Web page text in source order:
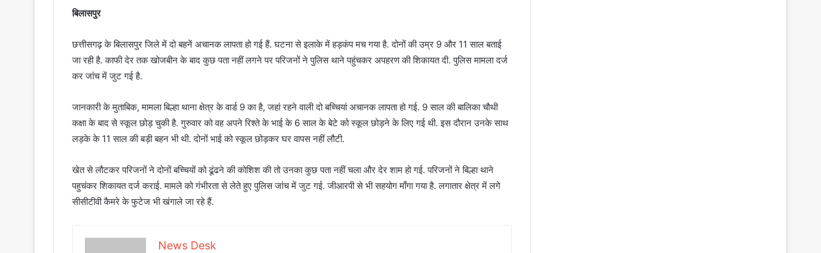
बिलासपुर
छत्तीसगढ़ के बिलासपुर जिले में दो बहनें अचानक लापता हो गई हैं. घटना से इलाके में हड़कंप मच गया है. दोनों की उम्र 9 और 11 साल बताई
जा रही है. काफी देर तक खोजबीन के बाद कुछ पता नहीं लगने पर परिजनों ने पुलिस थाने पहुंचकर अपहरण की शिकायत दी. पुलिस मामला दर्ज
कर जांच में जुट गई है.
जानकारी के मुताबिक, मामला बिल्हा थाना क्षेत्र के वार्ड 9 का है, जहां रहने वाली दो बच्चियां अचानक लापता हो गई. 9 साल की बालिका चौथी
कक्षा के बाद से स्कूल छोड़ चुकी है. गुरुवार को वह अपने रिश्ते के भाई के 6 साल के बेटे को स्कूल छोड़ने के लिए गई थी. इस दौरान उनके साथ
लड़के के 11 साल की बड़ी बहन भी थी. दोनों भाई को स्कूल छोड़कर घर वापस नहीं लौटी.
खेत से लौटकर परिजनों ने दोनों बच्चियों को ढूंढने की कोशिश की तो उनका कुछ पता नहीं चला और देर शाम हो गई. परिजनों ने बिल्हा थाने
पहुचंकर शिकायत दर्ज कराई. मामले को गंभीरता से लेते हुए पुलिस जांच में जुट गई. जीआरपी से भी सहयोग माँगा गया है. लगातार क्षेत्र में लगे
सीसीटीवी कैमरे के फुटेज भी खंगाले जा रहे हैं.
News Desk